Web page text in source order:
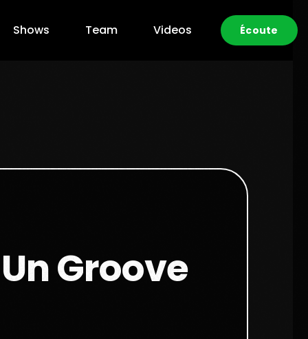
Shows Team Videos Écoute
Groove